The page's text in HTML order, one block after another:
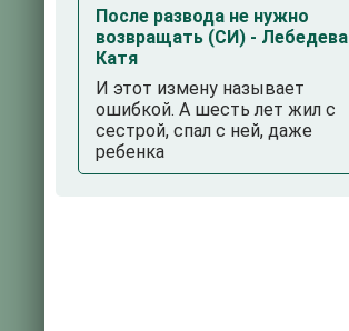
После развода не нужно
возвращать (СИ) - Лебедева
Катя
И этот измену называет
ошибкой. А шесть лет жил с
сестрой, спал с ней, даже
ребенка